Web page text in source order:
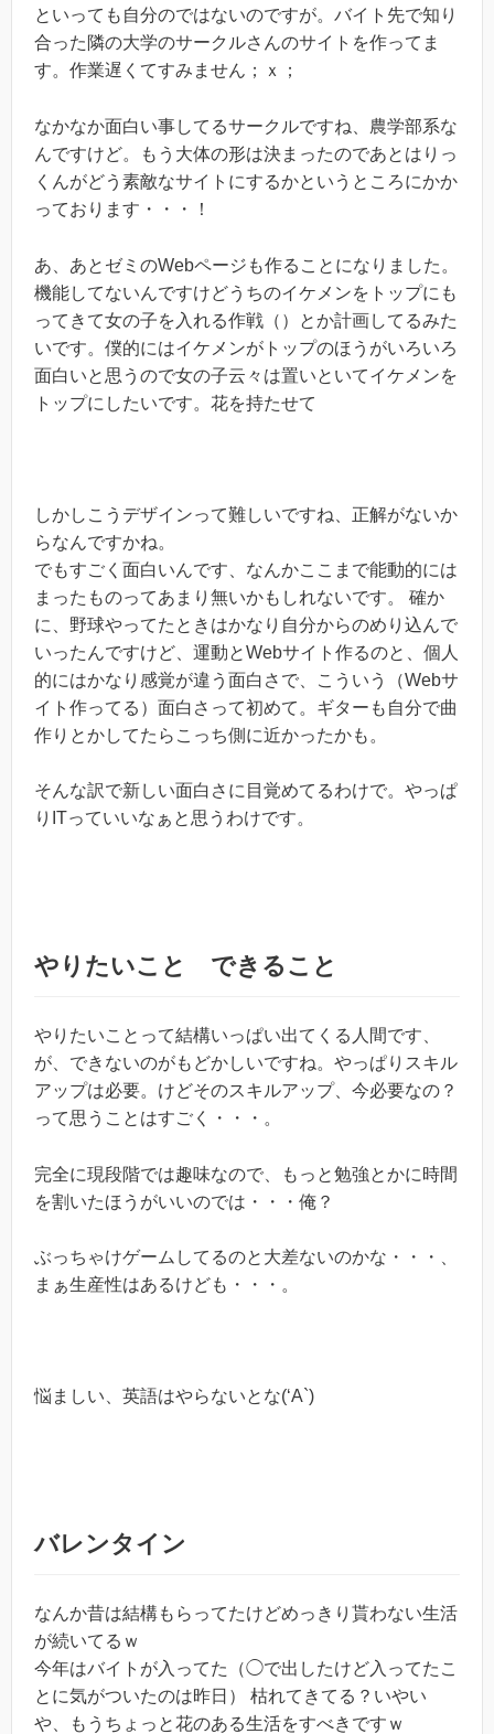
といっても自分のではないのですが。バイト先で知り
合った隣の大学のサークルさんのサイトを作ってま
す。作業遅くてすみません；ｘ；
なかなか面白い事してるサークルですね、農学部系な
んですけど。もう大体の形は決まったのであとはりっ
くんがどう素敵なサイトにするかというところにかか
っております・・・！
あ、あとゼミのWebページも作ることになりました。
機能してないんですけどうちのイケメンをトップにも
ってきて女の子を入れる作戦（）とか計画してるみた
いです。僕的にはイケメンがトップのほうがいろいろ
面白いと思うので女の子云々は置いといてイケメンを
トップにしたいです。花を持たせて
しかしこうデザインって難しいですね、正解がないか
らなんですかね。
でもすごく面白いんです、なんかここまで能動的には
まったものってあまり無いかもしれないです。 確か
に、野球やってたときはかなり自分からのめり込んで
いったんですけど、運動とWebサイト作るのと、個人
的にはかなり感覚が違う面白さで、こういう（Webサ
イト作ってる）面白さって初めて。ギターも自分で曲
作りとかしてたらこっち側に近かったかも。
そんな訳で新しい面白さに目覚めてるわけで。やっぱ
りITっていいなぁと思うわけです。
やりたいこと できること
やりたいことって結構いっぱい出てくる人間です、
が、できないのがもどかしいですね。やっぱりスキル
アップは必要。けどそのスキルアップ、今必要なの？
って思うことはすごく・・・。
完全に現段階では趣味なので、もっと勉強とかに時間
を割いたほうがいいのでは・・・俺？
ぶっちゃけゲームしてるのと大差ないのかな・・・、
まぁ生産性はあるけども・・・。
悩ましい、英語はやらないとな(‘A`)
バレンタイン
なんか昔は結構もらってたけどめっきり貰わない生活
が続いてるｗ
今年はバイトが入ってた（◯で出したけど入ってたこ
とに気がついたのは昨日） 枯れてきてる？いやい
や、もうちょっと花のある生活をすべきですｗ